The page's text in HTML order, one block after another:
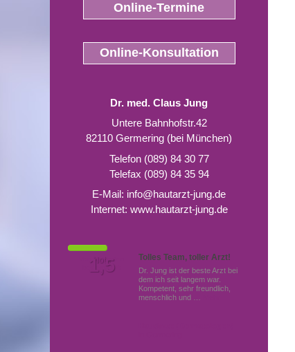
Online-Termine
Online-Konsultation
Dr. med. Claus Jung
Untere Bahnhofstr.42
82110 Germering (bei München)
Telefon (089) 84 30 77
Telefax (089) 84 35 94
E-Mail: info@hautarzt-jung.de
Internet: www.hautarzt-jung.de
Tolles Team, toller Arzt!
Dr. Jung ist der beste Arzt bei
dem ich seit langem war.
Kompetent, sehr freundlich,
menschlich und …
Von Patienten
bewertet mit
Note
1,5